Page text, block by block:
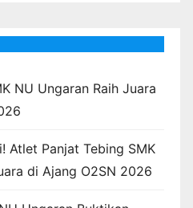
NU Ungaran Raih Juara
Atlet Panjat Tebing SMK
di Ajang O2SN 2026